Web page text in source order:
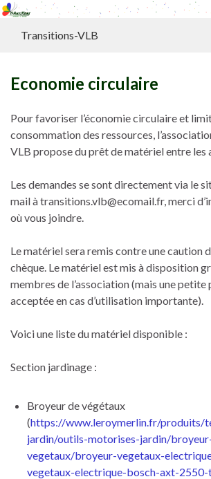
Transitions-VLB
Economie circulaire
Pour favoriser l’économie circulaire et
consommation des ressources,
VLB propose du prêt de matériel entre les
Les demandes se sont directement via le
mail à transitions.vlb@ecomail.fr, merci
où vous joindre.
Le matériel sera remis contre une caution
chèque. Le matériel est mis à disposition
membres de l’association (mais une
acceptée en cas d’utilisation importante).
Voici une liste du matériel disponible :
Section jardinage :
Broyeur de végétaux
(https://www.leroymerlin.fr/produits/
jardin/outils-motorises-jardin/
vegetaux/broyeur-vegetaux-
vegetaux-electrique-bosch-axt-